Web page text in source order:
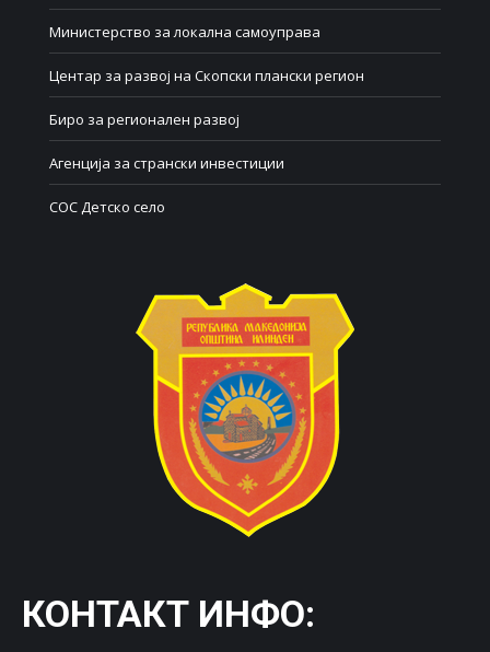
Министерство за локална самоуправа
Центар за развој на Скопски плански регион
Биро за регионален развој
Агенција за странски инвестиции
СОС Детско село
КОНТАКТ ИНФО: